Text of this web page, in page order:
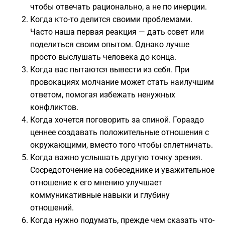
чтобы отвечать рационально, а не по инерции.
Когда кто-то делится своими проблемами.
Часто наша первая реакция — дать совет или
поделиться своим опытом. Однако лучше
просто выслушать человека до конца.
Когда вас пытаются вывести из себя. При
провокациях молчание может стать наилучшим
ответом, помогая избежать ненужных
конфликтов.
Когда хочется поговорить за спиной. Гораздо
ценнее создавать положительные отношения с
окружающими, вместо того чтобы сплетничать.
Когда важно услышать другую точку зрения.
Сосредоточение на собеседнике и уважительное
отношение к его мнению улучшает
коммуникативные навыки и глубину
отношений.
Когда нужно подумать, прежде чем сказать что-